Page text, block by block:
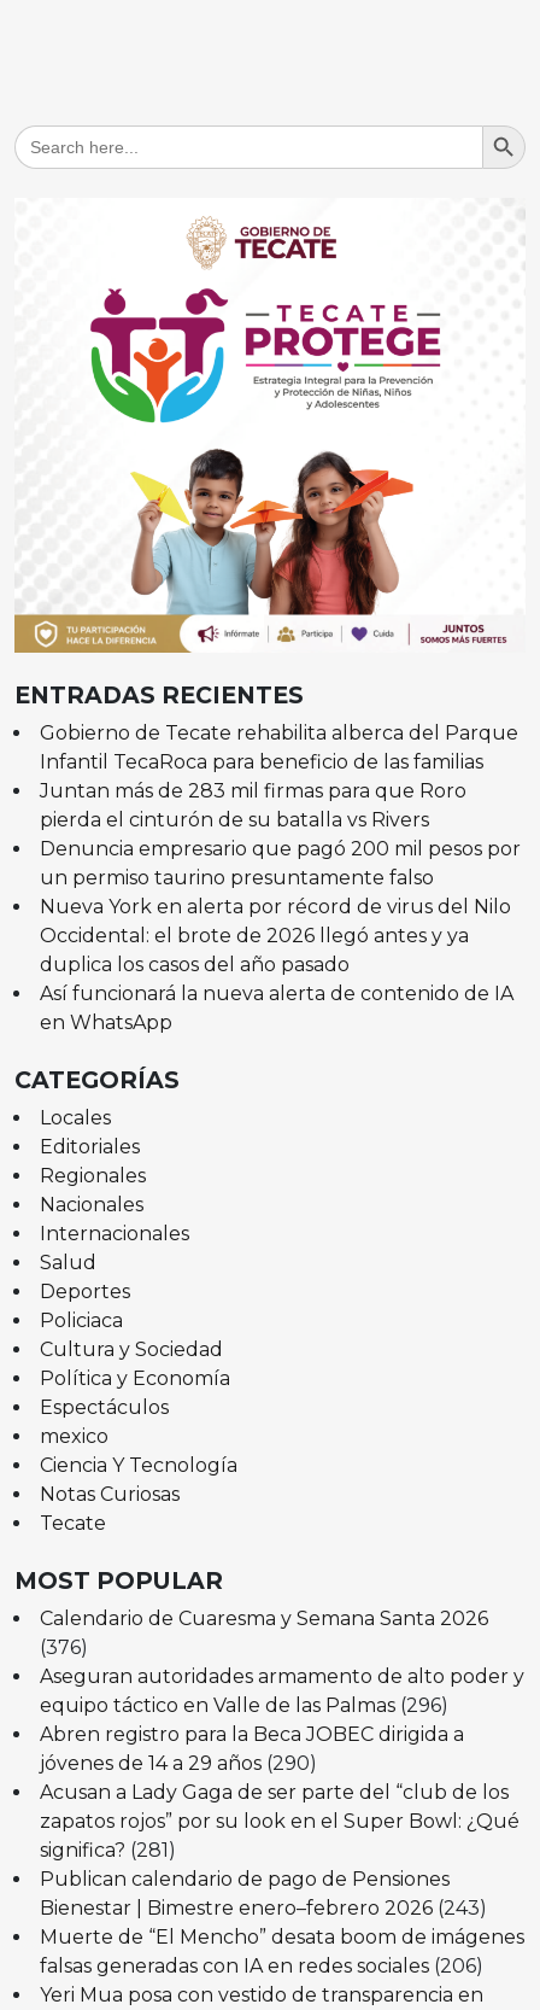
Search
for:
Search
ENTRADAS RECIENTES
Gobierno de Tecate rehabilita alberca del Parque
Infantil TecaRoca para beneficio de las familias
Juntan más de 283 mil firmas para que Roro
pierda el cinturón de su batalla vs Rivers
Denuncia empresario que pagó 200 mil pesos por
un permiso taurino presuntamente falso
Nueva York en alerta por récord de virus del Nilo
Occidental: el brote de 2026 llegó antes y ya
duplica los casos del año pasado
Así funcionará la nueva alerta de contenido de IA
en WhatsApp
CATEGORÍAS
Locales
Editoriales
Regionales
Nacionales
Internacionales
Salud
Deportes
Policiaca
Cultura y Sociedad
Política y Economía
Espectáculos
mexico
Ciencia Y Tecnología
Notas Curiosas
Tecate
MOST POPULAR
Calendario de Cuaresma y Semana Santa 2026
(376)
Aseguran autoridades armamento de alto poder y
equipo táctico en Valle de las Palmas (296)
Abren registro para la Beca JOBEC dirigida a
jóvenes de 14 a 29 años (290)
Acusan a Lady Gaga de ser parte del “club de los
zapatos rojos” por su look en el Super Bowl: ¿Qué
significa? (281)
Publican calendario de pago de Pensiones
Bienestar | Bimestre enero–febrero 2026 (243)
Muerte de “El Mencho” desata boom de imágenes
falsas generadas con IA en redes sociales (206)
Yeri Mua posa con vestido de transparencia en